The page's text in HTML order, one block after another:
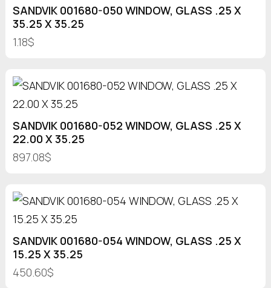
SANDVIK 001680-050 WINDOW, GLASS .25 X
35.25 X 35.25
1.18$
SANDVIK 001680-052 WINDOW, GLASS .25 X
22.00 X 35.25
897.08$
SANDVIK 001680-054 WINDOW, GLASS .25 X
15.25 X 35.25
450.60$